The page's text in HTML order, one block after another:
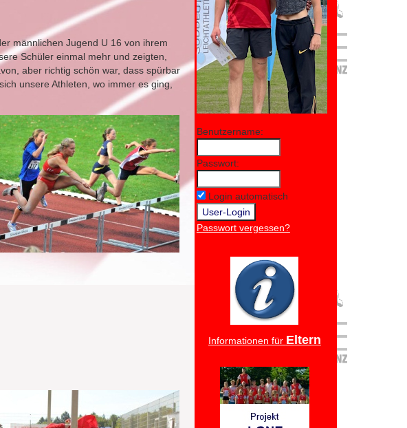
männlichen Jugend U 16 von ihrem
Schüler einmal mehr und zeigten,
aber richtig schön war, dass spürbar
unsere Athleten, wo immer es ging,
Benutzername:
Passwort:
Login automatisch
Passwort vergessen?
Informationen für Eltern